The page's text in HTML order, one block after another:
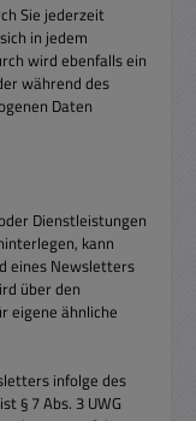
Sie jederzeit
in jedem
wird ebenfalls ein
während des
Daten
Dienstleistungen
kann
eines Newsletters
über den
eigene ähnliche
infolge des
§ 7 Abs. 3 UWG